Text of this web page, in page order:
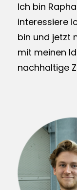
Ich bin
interessiere
bin und jetzt
mit meinen
nachhaltige